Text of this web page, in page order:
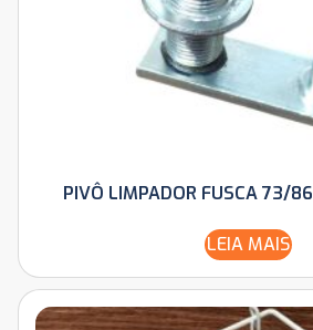
PIVÔ LIMPADOR FUSCA 73/
LEIA MAIS